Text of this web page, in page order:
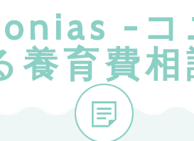
-コ
養育費相